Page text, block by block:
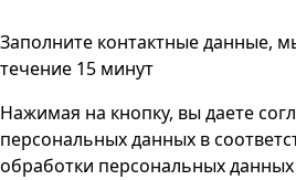
Заполните контактные данные,
течение 15 минут
Нажимая на кнопку, вы даете
персональных данных в
обработки персональных данных